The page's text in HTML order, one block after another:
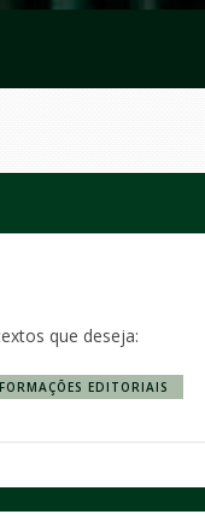
que deseja:
EDITORIAIS